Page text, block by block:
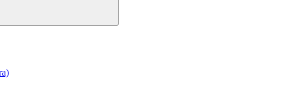
Buscar